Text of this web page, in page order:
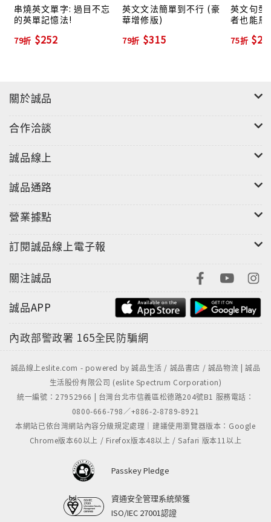
+ that子句』這類落落長的句型立刻叫苦是很自然的，
但不用怕，我來幫你把它變簡單！」
學英文也可以像玩電動一樣，讓老師把你調成連初學者
上例句方便理解，讓你用最全方位的方式，學好最不會
異不用害怕！
老師告訴你：「背起了It is obvious…句型，結果看到
人家寫It was obvious就嚇到，一直想到底是他用錯、
還是其實是另一個新句型？有了我這本，不用被這些小
背了句型公式，但在閱讀時忽然看到句中出現了時態不
名詞……，立刻令你懷疑：等等，這是不是換了一個句
化底下暗示的含意，幫你避開被句型的微小差異騙過的
實的學習效果！
老師告訴你：「你以為句型背完就算了嗎？No, no, 刺
激的這才要開始！」
學英文也可以像做心理測驗一樣迅速得知結果！全書句
型均搭配練習題，各個Level也有完整的總複習，讓你
能夠立竿見影地瞭解自己的學習成果，學好最精準最有
助搶分的英文！
串燒英文單字: 過目不忘
的英單記憶法!
79折 $252
英文文法簡單到不行 (豪
華增修版)
79折 $315
英文句型
者也能馬
75折
關於誠品
合作洽談
誠品線上
誠品通路
營業據點
訂閱誠品線上電子報
關注誠品
誠品APP
內政部警政署 165全民防騙網
誠品線上eslite.com - powered by 誠品生活 / 誠品書店 / 誠品物流 | 誠品
生活股份有限公司 (eslite Spectrum Corporation)
統一編號：27952966 | 台灣台北市信義區松德路204號B1 服務電話：
0800-666-798／+886-2-8789-8921
本網站已依台灣網站內容分級規定處理｜建議使用瀏覽器版本：Google
Chrome版本60以上 / Firefox版本48以上 / Safari 版本11以上
Passkey Pledge
資通安全管理系統榮獲
ISO/IEC 27001認證